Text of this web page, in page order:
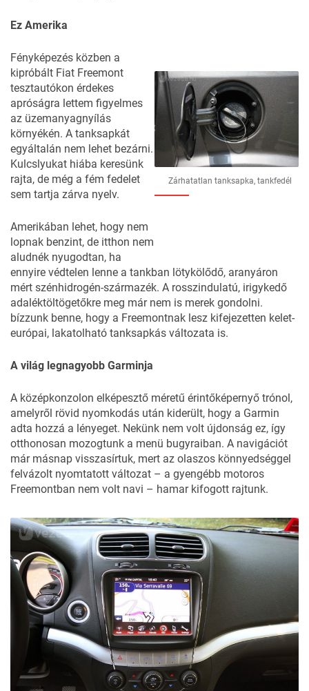
Ez Amerika
Zárhatatlan tanksapka, tankfedél
Fényképezés közben a
kipróbált Fiat Freemont
tesztautókon érdekes
apróságra lettem figyelmes
az üzemanyagnyílás
környékén. A tanksapkát
egyáltalán nem lehet bezárni.
Kulcslyukat hiába keresünk
rajta, de még a fém fedelet
sem tartja zárva nyelv.
Amerikában lehet, hogy nem
lopnak benzint, de itthon nem
aludnék nyugodtan, ha
ennyire védtelen lenne a tankban lötykölődő, aranyáron
mért szénhidrogén-származék. A rosszindulatú, irigykedő
adaléktöltögetőkre meg már nem is merek gondolni.
bízzunk benne, hogy a Freemontnak lesz kifejezetten kelet-
európai, lakatolható tanksapkás változata is.
A világ legnagyobb Garminja
A középkonzolon elképesztő méretű érintőképernyő trónol,
amelyről rövid nyomkodás után kiderült, hogy a Garmin
adta hozzá a lényeget. Nekünk nem volt újdonság ez, így
otthonosan mozogtunk a menü bugyraiban. A navigációt
már másnap visszasírtuk, mert az olaszos könnyedséggel
felvázolt nyomtatott változat – a gyengébb motoros
Freemontban nem volt navi – hamar kifogott rajtunk.